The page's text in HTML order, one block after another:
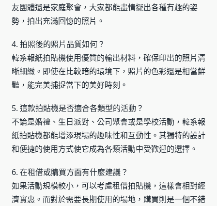
友團體還是家庭聚會，大家都能盡情擺出各種有趣的姿
勢，拍出充滿回憶的照片。
4. 拍照後的照片品質如何？
韓系報紙拍貼機使用優質的輸出材料，確保印出的照片清
晰細緻。即使在比較暗的環境下，照片的色彩還是相當鮮
豔，能完美捕捉當下的美好時刻。
5. 這款拍貼機是否適合各類型的活動？
不論是婚禮、生日派對、公司聚會或是學校活動，韓系報
紙拍貼機都能增添現場的趣味性和互動性。其獨特的設計
和便捷的使用方式使它成為各類活動中受歡迎的選擇。
6. 在租借或購買方面有什麼建議？
如果活動規模較小，可以考慮租借拍貼機，這樣會相對經
濟實惠。而對於需要長期使用的場地，購買則是一個不錯